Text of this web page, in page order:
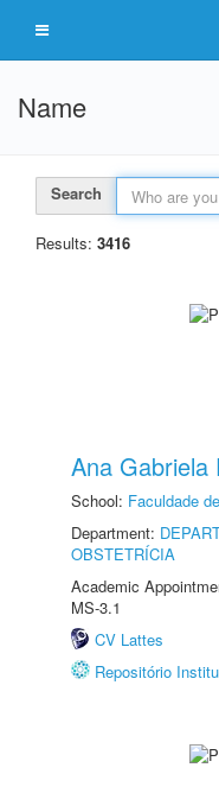
Name
Search
Results: 3416
Ana Gabriela
School: Faculdade
Department:
OBSTETRÍCIA
Academic
MS-3.1
CV Lattes
Repositório